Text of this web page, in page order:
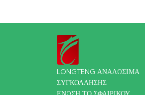
LONGTENG ΑΝΑΛΩΣΙΜΑ
ΣΥΓΚΟΛΛΗΣΗΣ